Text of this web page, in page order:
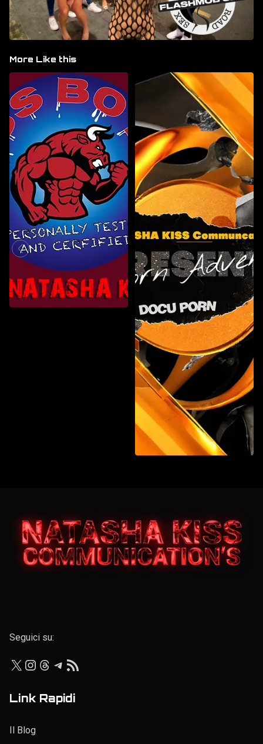
More Like this
Elenco personale
Seguici su:
X Instagram
Threads
Telegram
Link Rapidi
Il Blog